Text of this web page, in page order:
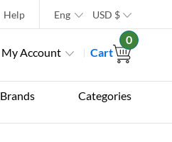
Help Eng USD $
My Account Cart
0
Brands Categories